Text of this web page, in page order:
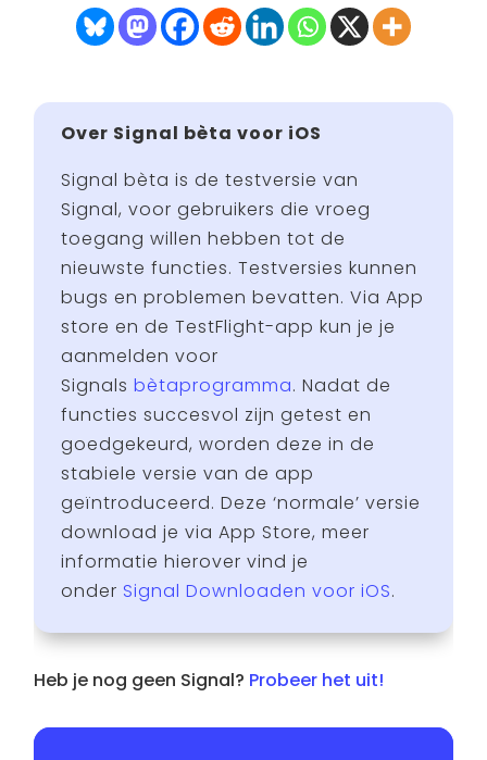
Over Signal bèta voor iOS
Signal bèta is de testversie van
Signal, voor gebruikers die vroeg
toegang willen hebben tot de
nieuwste functies. Testversies kunnen
bugs en problemen bevatten. Via App
store en de TestFlight-app kun je je
aanmelden voor
Signalsbètaprogramma. Nadat de
functies succesvol zijn getest en
goedgekeurd, worden deze in de
stabiele versie van de app
geïntroduceerd. Deze ‘normale’ versie
download je via App Store, meer
informatie hierover vind je
onder Signal Downloaden voor iOS.
Heb je nog geen Signal? Probeer het uit!